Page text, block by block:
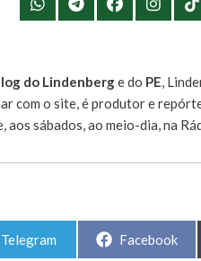
do Lindenberge do PE,
com o site, é produtor e
aos sábados, ao meio-dia, na
Share
Telegram
Share
Facebook